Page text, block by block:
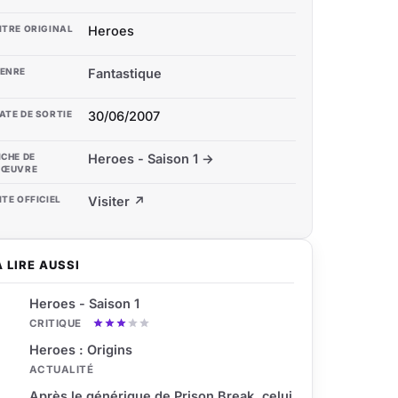
LIRE AUSSI
Heroes - Saison 1
CRITIQUE
Heroes : Origins
ACTUALITÉ
ORIGINAL Heroes
Fantastique
DE SORTIE 30/06/2007
DE
Heroes - Saison 1 →
OFFICIEL Visiter ↗